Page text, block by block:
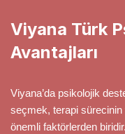
Viyana Türk
Avantajları
Viyana’da psikolojik
seçmek, terapi
önemli faktörlerden